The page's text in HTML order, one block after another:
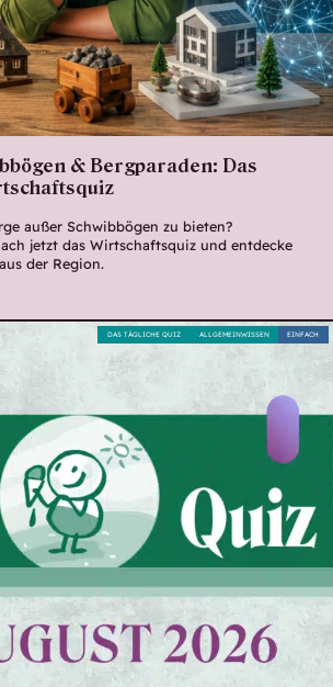
& Bergparaden: Das
außer Schwibbögen zu bieten?
jetzt das Wirtschaftsquiz und entdecke
der Region.
EINFACH
ALLGEMEINWISSEN
DAS TÄGLICHE QUIZ